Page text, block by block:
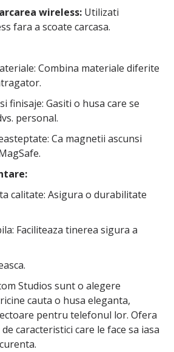
wireless: Utilizati
fara a scoate carcasa.
Combina materiale diferite
finisaje: Gasiti o husa care se
personal.
Ca magnetii ascunsi
calitate: Asigura o durabilitate
Faciliteaza tinerea sigura a
Studios sunt o alegere
cauta o husa eleganta,
pentru telefonul lor. Ofera
caracteristici care le face sa iasa